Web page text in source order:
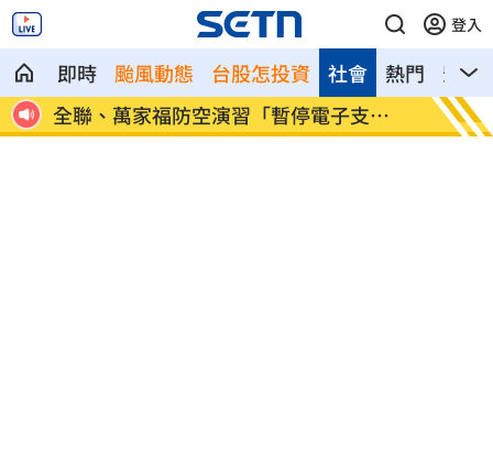
登入
即時 颱風動態 台股怎投資 熱門 影音
社會
淡出16年拒復出拍戲 姜厚任轟中國劇組
起司